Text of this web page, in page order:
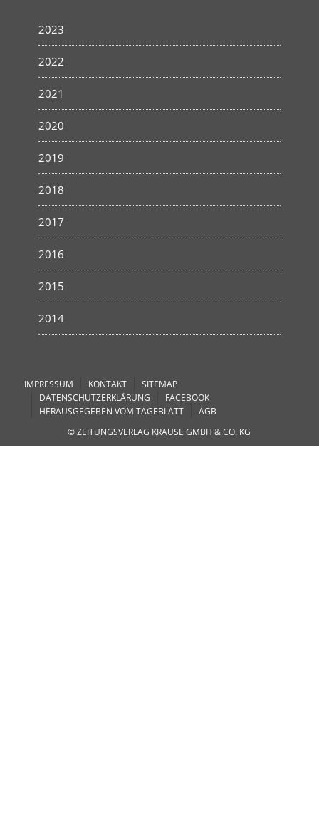
2023
2022
2021
2020
2019
2018
2017
2016
2015
2014
IMPRESSUM KONTAKT
SITEMAP
DATENSCHUTZERKLÄRUNG
FACEBOOK
HERAUSGEGEBEN VOM TAGEBLATT
AGB
© ZEITUNGSVERLAG KRAUSE GMBH & CO. KG